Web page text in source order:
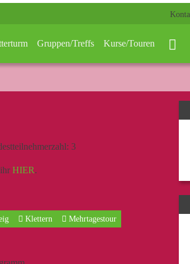
Gruppen/Treffs Kurse/Touren
3
HIER.
Klettern Mehrtagestour